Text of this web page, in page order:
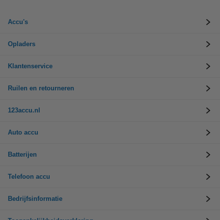
Accu's
Opladers
Klantenservice
Ruilen en retourneren
123accu.nl
Auto accu
Batterijen
Telefoon accu
Bedrijfsinformatie